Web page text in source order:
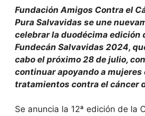
Fundación Amigos Contra el
Pura Salvavidas se une
celebrar la duodécima edición
Fundecán Salvavidas 2024,
cabo el próximo 28 de julio,
continuar apoyando a mujeres
tratamientos contra el cáncer
Se anuncia la 12ª edición de la